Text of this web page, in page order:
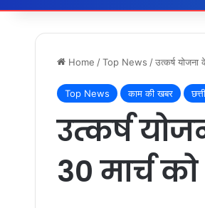
Home / Top News / उत्कर्ष योजना
Top News काम की खबर
उत्कर्ष
30 मार्च को